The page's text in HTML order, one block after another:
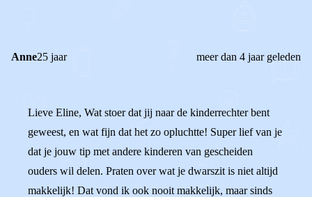
Anne25 jaar meer dan 4 jaar geleden
Lieve Eline, Wat stoer dat jij naar de kinderrechter bent
geweest, en wat fijn dat het zo opluchtte! Super lief van je
dat je jouw tip met andere kinderen van gescheiden
ouders wil delen. Praten over wat je dwarszit is niet altijd
makkelijk! Dat vond ik ook nooit makkelijk, maar sinds